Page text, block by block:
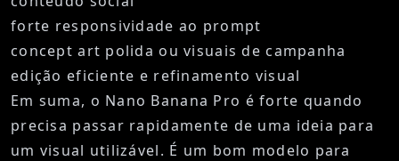
forte responsividade ao prompt
concept art polida ou visuais de campanha
edição eficiente e refinamento visual
Em suma, o Nano Banana Pro é forte quando
precisa passar rapidamente de uma ideia para
um visual utilizável. É um bom modelo para